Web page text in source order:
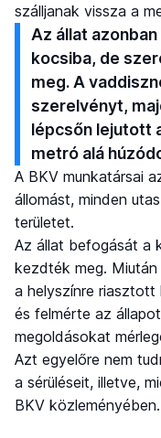
szálljanak vissza a
Az állat
kocsiba, de
meg. A
szerelvényt,
lépcsőn lejutott
metró alá
A BKV munkatársai
állomást, minden
területet.
Az állat befogását a
kezdték meg.
a helyszínre riasztott
és felmérte az
megoldásokat
Azt egyelőre nem
a sérüléseit, illetve,
BKV közleményében.